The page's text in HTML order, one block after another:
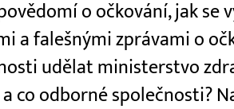
o očkování, jak se
a falešnými zprávami o
udělat ministerstvo
co odborné společnosti?